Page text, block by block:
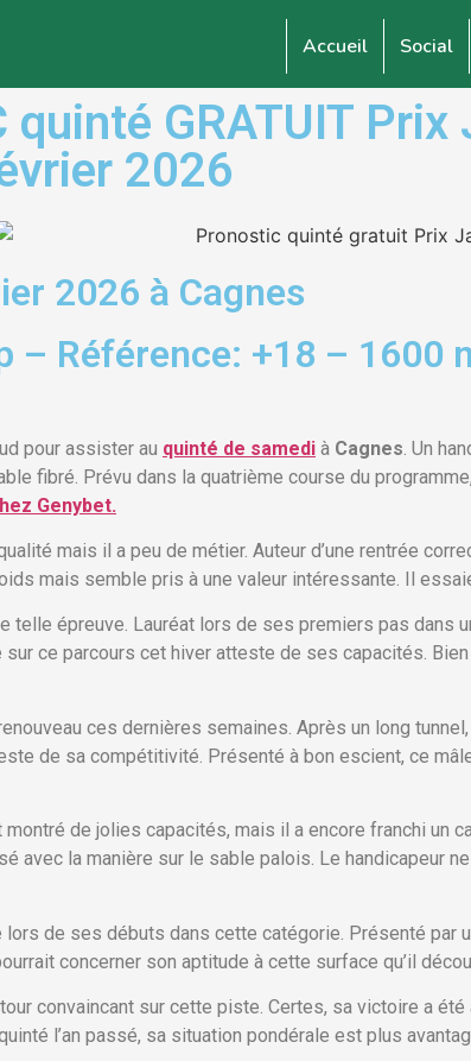
Accueil Social
quinté GRATUIT
2026
2026 à Cagnes
– Référence: +18 – 1600
pour assister au quinté de samedi à Cagnes . Un
fibré. Prévu dans la quatrième course du
Genybet.
mais il a peu de métier. Auteur d’une rentrée
mais semble pris à une valeur intéressante. Il
telle épreuve. Lauréat lors de ses premiers pas
ce parcours cet hiver atteste de ses capacités.
ces dernières semaines. Après un long
de sa compétitivité. Présenté à bon escient, ce
montré de jolies capacités, mais il a encore franchi
avec la manière sur le sable palois. Le handicapeur
de ses débuts dans cette catégorie. Présenté par
concerner son aptitude à cette surface qu’il
convaincant sur cette piste. Certes, sa victoire a
l’an passé, sa situation pondérale est plus